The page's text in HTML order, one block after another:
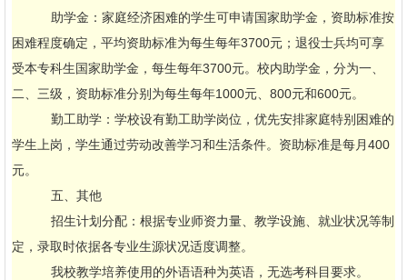
助学金：家庭经济困难的学生可申请国家助学金，资助标准按
困难程度确定，平均资助标准为每生每年3700元；退役士兵均可享
受本专科生国家助学金，每生每年3700元。校内助学金，分为一、
二、三级，资助标准分别为每生每年1000元、800元和600元。
勤工助学：学校设有勤工助学岗位，优先安排家庭特别困难的
学生上岗，学生通过劳动改善学习和生活条件。资助标准是每月400
元。
五、其他
招生计划分配：根据专业师资力量、教学设施、就业状况等制
定，录取时依据各专业生源状况适度调整。
我校教学培养使用的外语语种为英语，无选考科目要求。